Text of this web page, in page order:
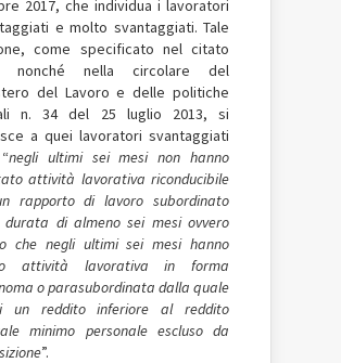
2017, che individua i lavoratori
e molto svantaggiati. Tale
come specificato nel citato
nonché nella circolare del
del Lavoro e delle politiche
n. 34 del 25 luglio 2013, si
a quei lavoratori svantaggiati
negli ultimi sei mesi non hanno
attività lavorativa riconducibile
rapporto di lavoro subordinato
durata di almeno sei mesi ovvero
che negli ultimi sei mesi hanno
attività lavorativa in forma
o parasubordinata dalla quale
un reddito inferiore al reddito
minimo personale escluso da
”.